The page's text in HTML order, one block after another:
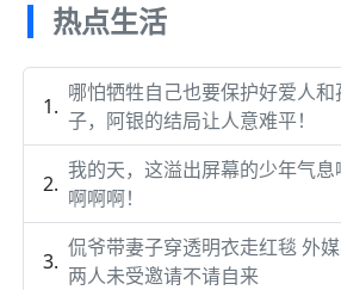
热点生活
哪怕牺牲自己也要保护好爱人和
子，阿银的结局让人意难平！
我的天，这溢出屏幕的少年气息
啊啊啊！
侃爷带妻子穿透明衣走红毯 外
两人未受邀请不请自来